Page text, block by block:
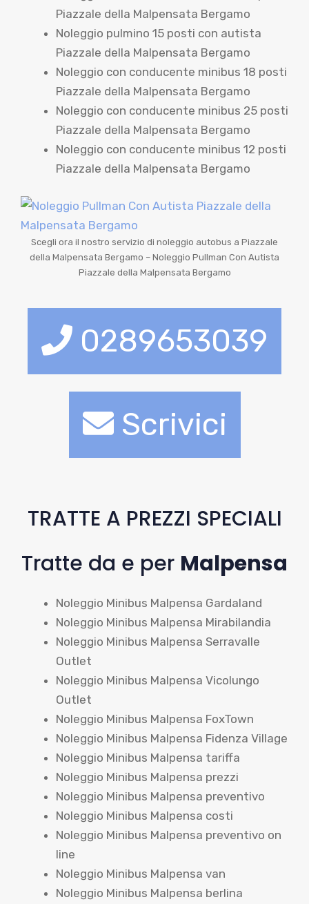
Piazzale della Malpensata Bergamo
Noleggio pulmino 15 posti con autista
Piazzale della Malpensata Bergamo
Noleggio con conducente minibus 18 posti
Piazzale della Malpensata Bergamo
Noleggio con conducente minibus 25 posti
Piazzale della Malpensata Bergamo
Noleggio con conducente minibus 12 posti
Piazzale della Malpensata Bergamo
Scegli ora il nostro servizio di noleggio autobus a Piazzale
della Malpensata Bergamo – Noleggio Pullman Con Autista
Piazzale della Malpensata Bergamo
0289653039
Scrivici
TRATTE A PREZZI SPECIALI
Tratte da e per Malpensa
Noleggio Minibus Malpensa Gardaland
Noleggio Minibus Malpensa Mirabilandia
Noleggio Minibus Malpensa Serravalle
Outlet
Noleggio Minibus Malpensa Vicolungo
Outlet
Noleggio Minibus Malpensa FoxTown
Noleggio Minibus Malpensa Fidenza Village
Noleggio Minibus Malpensa tariffa
Noleggio Minibus Malpensa prezzi
Noleggio Minibus Malpensa preventivo
Noleggio Minibus Malpensa costi
Noleggio Minibus Malpensa preventivo on
line
Noleggio Minibus Malpensa van
Noleggio Minibus Malpensa berlina